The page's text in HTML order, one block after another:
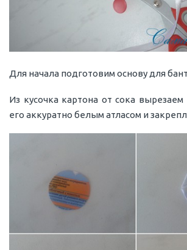
Для начала подготовим основу для
Из кусочка картона от сока вырезаем
его аккуратно белым атласом и